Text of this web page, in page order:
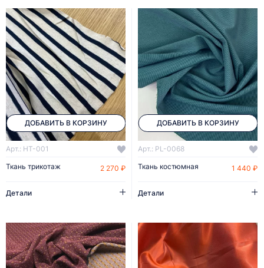
ДОБАВИТЬ В КОРЗИНУ
Арт.: HT-001
Ткань трикотаж
2 270 ₽
Детали
ДОБАВИТЬ В КОРЗИНУ
Арт.: PL-0068
Ткань костюмная
1 440 ₽
Детали